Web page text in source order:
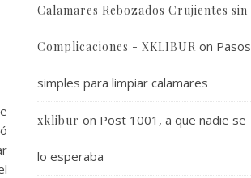
Calamares Rebozados Crujientes sin
Complicaciones - XKLIBUR on Pasos
simples para limpiar calamares
xklibur on Post 1001, a que nadie se
lo esperaba